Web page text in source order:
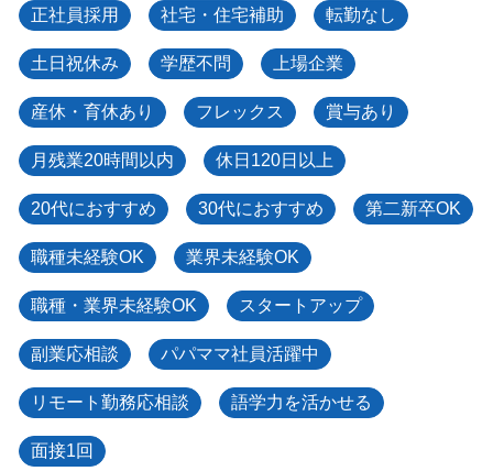
正社員採用 社宅・住宅補助 転勤なし
土日祝休み 学歴不問 上場企業
産休・育休あり フレックス 賞与あり
月残業20時間以内 休日120日以上
20代におすすめ 30代におすすめ 第二新卒OK
職種未経験OK 業界未経験OK
職種・業界未経験OK スタートアップ
副業応相談 パパママ社員活躍中
リモート勤務応相談 語学力を活かせる
面接1回